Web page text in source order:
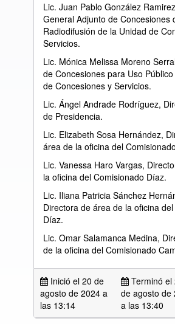
Lic. Juan Pablo González
General Adjunto de Concesiones
Radiodifusión de la Unidad de
Servicios.
Lic. Mónica Melissa Moreno
de Concesiones para Uso
de Concesiones y Servicios.
Lic. Ángel Andrade Rodríguez,
de Presidencia.
Lic. Elizabeth Sosa Hernández,
área de la oficina del
Lic. Vanessa Haro Vargas,
la oficina del Comisionado Díaz.
Lic. Iliana Patricia Sánchez
Directora de área de la oficina
Díaz.
Lic. Omar Salamanca Medina,
de la oficina del Comisionado
Inició el 20 de
agosto de 2024 a
las 13:14
Terminó el
de agosto de
a las 13:40